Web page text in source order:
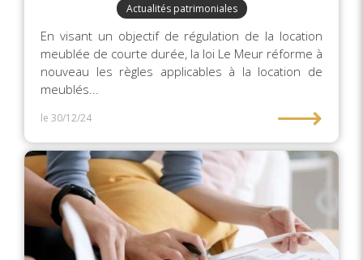
Actualités patrimoniales
En visant un objectif de régulation de la location
meublée de courte durée, la loi Le Meur réforme à
nouveau les règles applicables à la location de
meublés...
le 30/12/24 ⟶